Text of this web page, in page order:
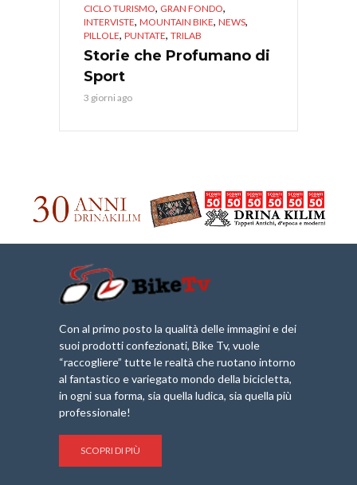
CICLO TURISMO, GRAN FONDO,
INTERVISTE, MOUNTAIN BIKE, NEWS,
PILLOLE, PUNTATE, TRILAB
Storie che Profumano di
Sport
3 giorni ago
Con al primo posto la qualità delle immagini e dei
suoi prodotti confezionati, Bike Tv, vuole
“raccogliere” tutte le realtà che ruotano intorno
al fantastico e variegato mondo della bicicletta,
in ogni sua forma, sia quella ludica, sia quella più
professionale!
SCOPRI DI PIÙ